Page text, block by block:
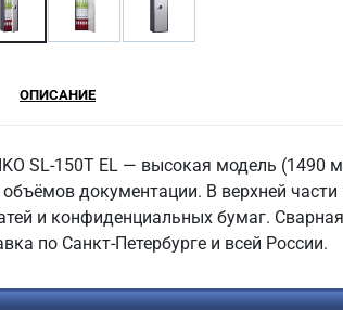
ОПИСАНИЕ
SL-150Т EL — высокая модель
документации. В верхней
и конфиденциальных бумаг.
по Санкт-Петербурге и всей России.